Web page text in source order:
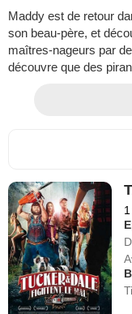
Maddy est de retour
son beau-père, et
maîtres-nageurs par
découvre que des